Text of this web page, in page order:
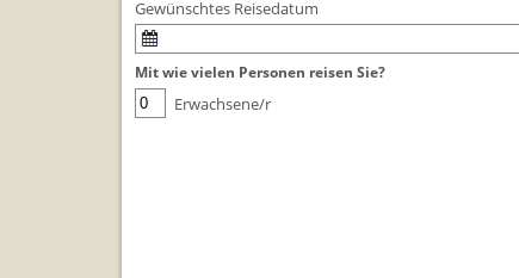
Gewünschtes Reisedatum
Mit wie vielen Personen reisen Sie?
Erwachsene/r